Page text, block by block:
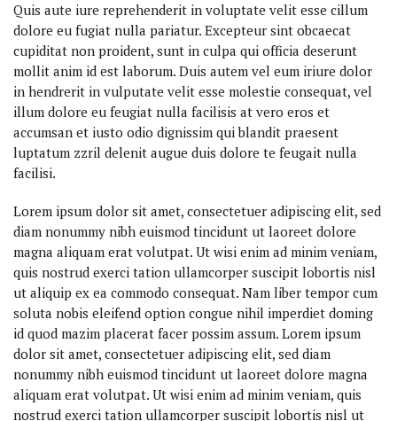
Quis aute iure reprehenderit in voluptate velit esse cillum
dolore eu fugiat nulla pariatur. Excepteur sint obcaecat
cupiditat non proident, sunt in culpa qui officia deserunt
mollit anim id est laborum. Duis autem vel eum iriure dolor
in hendrerit in vulputate velit esse molestie consequat, vel
illum dolore eu feugiat nulla facilisis at vero eros et
accumsan et iusto odio dignissim qui blandit praesent
luptatum zzril delenit augue duis dolore te feugait nulla
facilisi.
Lorem ipsum dolor sit amet, consectetuer adipiscing elit, sed
diam nonummy nibh euismod tincidunt ut laoreet dolore
magna aliquam erat volutpat. Ut wisi enim ad minim veniam,
quis nostrud exerci tation ullamcorper suscipit lobortis nisl
ut aliquip ex ea commodo consequat. Nam liber tempor cum
soluta nobis eleifend option congue nihil imperdiet doming
id quod mazim placerat facer possim assum. Lorem ipsum
dolor sit amet, consectetuer adipiscing elit, sed diam
nonummy nibh euismod tincidunt ut laoreet dolore magna
aliquam erat volutpat. Ut wisi enim ad minim veniam, quis
nostrud exerci tation ullamcorper suscipit lobortis nisl ut